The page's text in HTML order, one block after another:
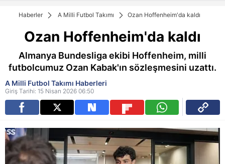
Haberler A Milli Futbol Takımı Ozan Hoffenheim'da kaldı
Ozan Hoffenheim'da kaldı
Almanya Bundesliga ekibi Hoffenheim, milli
futbolcumuz Ozan Kabak'ın sözleşmesini uzattı.
A Milli Futbol Takımı Haberleri
Giriş Tarihi: 15 Nisan 2026 06:50